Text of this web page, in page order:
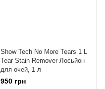
Show Tech No More Tears 1 L
Tear Stain Remover Лосьйон
для очей, 1 л
950 грн